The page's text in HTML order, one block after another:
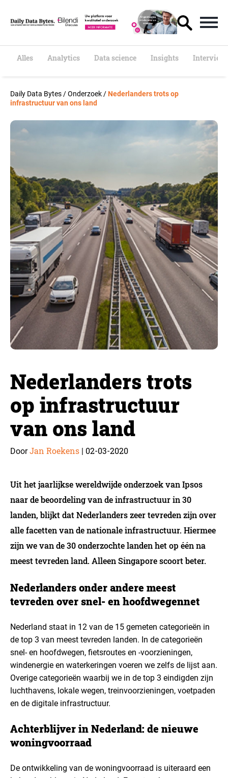
t
Alles Analytics Data science Insights
Daily Data Bytes /Onderzoek /Nederlanders trots op
infrastructuur van ons land
Nederlanders trots
op infrastructuur
van ons land
DoorJan Roekens | 02-03-2020
Uit het jaarlijkse wereldwijde onderzoek van Ipsos
naar de beoordeling van de infrastructuur in 30
landen, blijkt dat Nederlanders zeer tevreden zijn over
alle facetten van de nationale infrastructuur. Hiermee
zijn we van de 30 onderzochte landen het op één na
meest tevreden land. Alleen Singapore scoort beter.
Nederlanders onder andere meest
tevreden over snel- en hoofdwegennet
Nederland staat in 12 van de 15 gemeten categorieën in
de top 3 van meest tevreden landen. In de categorieën
snel- en hoofdwegen, fietsroutes en -voorzieningen,
windenergie en waterkeringen voeren we zelfs de lijst aan.
Overige categorieën waarbij we in de top 3 eindigden zijn
luchthavens, lokale wegen, treinvoorzieningen, voetpaden
en de digitale infrastructuur.
Achterblijver in Nederland: de nieuwe
woningvoorraad
De ontwikkeling van de woningvoorraad is uiteraard een